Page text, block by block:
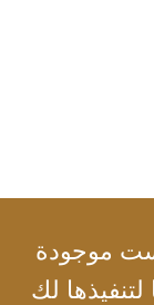
موجودة
لتنفيذها لك